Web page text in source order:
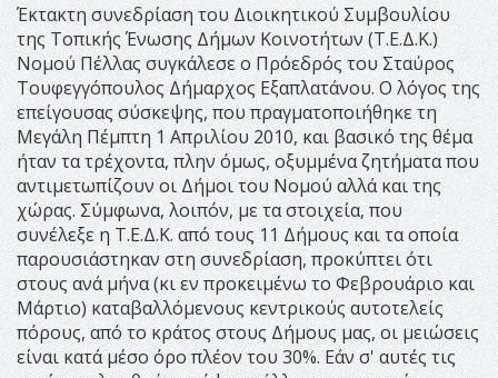
Έκτακτη συνεδρίαση του Διοικητικού Συμβουλίου
της Τοπικής Ένωσης Δήμων Κοινοτήτων (Τ.Ε.Δ.Κ.)
Νομού Πέλλας συγκάλεσε ο Πρόεδρός του Σταύρος
Τουφεγγόπουλος Δήμαρχος Εξαπλατάνου. Ο λόγος της
επείγουσας σύσκεψης, που πραγματοποιήθηκε τη
Μεγάλη Πέμπτη 1 Απριλίου 2010, και βασικό της θέμα
ήταν τα τρέχοντα, πλην όμως, οξυμμένα ζητήματα που
αντιμετωπίζουν οι Δήμοι του Νομού αλλά και της
χώρας. Σύμφωνα, λοιπόν, με τα στοιχεία, που
συνέλεξε η Τ.Ε.Δ.Κ. από τους 11 Δήμους και τα οποία
παρουσιάστηκαν στη συνεδρίαση, προκύπτει ότι
στους ανά μήνα (κι εν προκειμένω το Φεβρουάριο και
Μάρτιο) καταβαλλόμενους κεντρικούς αυτοτελείς
πόρους, από το κράτος στους Δήμους μας, οι μειώσεις
είναι κατά μέσο όρο πλέον του 30%. Εάν σ' αυτές τις